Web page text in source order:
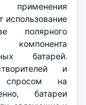
полярного
компонента
батарей.
и
спросом на
батареи